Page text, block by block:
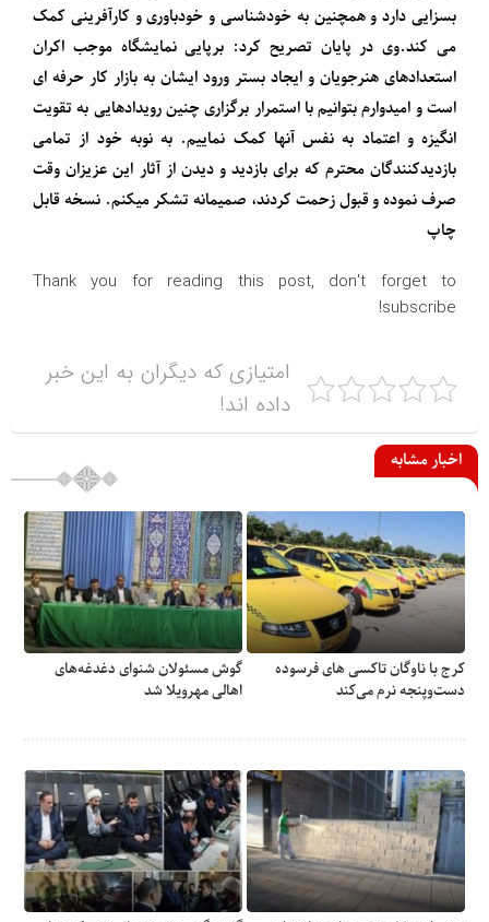
بسزایی دارد و همچنین به خودشناسی و خودباوری و کارآفرینی کمک
می کند.وی در پایان تصریح کرد: برپایی نمایشگاه موجب اکران
استعدادهای هنرجویان و ایجاد بستر ورود ایشان به بازار کار حرفه ای
است و امیدوارم بتوانیم با استمرار برگزاری چنین رویدادهایی به تقویت
انگیزه و اعتماد به نفس آنها کمک نماییم. به نوبه خود از تمامی
بازدیدکنندگان محترم که برای بازدید و دیدن از آثار این عزیزان وقت
صرف نموده و قبول زحمت کردند، صمیمانه تشکر میکنم. نسخه قابل
چاپ
Thank you for reading this post, don't forget to
subscribe!
امتیازی که دیگران به این خبر
داده اند!
اخبار مشابه
کرج با ناوگان تاکسی های فرسوده
دست‌وپنجه نرم می‌کند
گوش مسئولان شنوای دغدغه‎‌های
اهالی مهرویلا شد